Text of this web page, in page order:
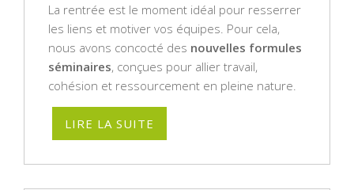
La rentrée est le moment idéal pour resserrer
les liens et motiver vos équipes. Pour cela,
nous avons concocté des nouvelles formules
séminaires, conçues pour allier travail,
cohésion et ressourcement en pleine nature.
LIRE LA SUITE